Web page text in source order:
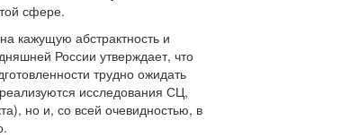
сфере.
кажущую абстрактность и
России утверждает, что
трудно ожидать
исследования СЦ,
но и, со всей очевидностью, в